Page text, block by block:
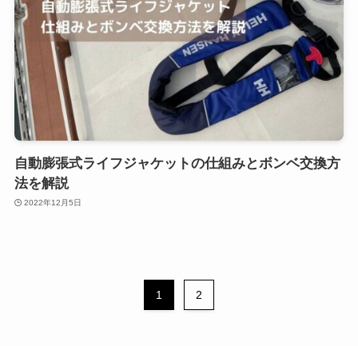
自動膨張式ライフジャケットの仕組みとボンベ交換方
法を解説
2022年12月5日
1 2